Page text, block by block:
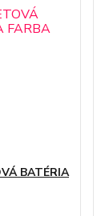
BATÉRIA